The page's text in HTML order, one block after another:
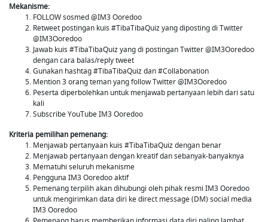
Mekanisme:
FOLLOW sosmed @IM3 Ooredoo
Retweet postingan kuis #TibaTibaQuiz yang diposting di Twitter
@IM3Ooredoo
Jawab kuis #TibaTibaQuiz yang di postingan Twitter @IM3Ooredoo
dengan cara balas/reply tweet
Gunakan hashtag #TibaTibaQuiz dan #Collabonation
Mention 3 orang teman yang follow Twitter @IM3Ooredoo
Peserta diperbolehkan untuk menjawab pertanyaan lebih dari satu
kali
Subscribe YouTube IM3 Ooredoo
Kriteria pemilihan pemenang:
Menjawab pertanyaan kuis #TibaTibaQuiz dengan benar
Menjawab pertanyaan dengan kreatif dan sebanyak-banyaknya
Mematuhi seluruh mekanisme
Pengguna IM3 Ooredoo aktif
Pemenang terpilih akan dihubungi oleh pihak resmi IM3 Ooredoo
untuk mengirimkan data diri ke direct message (DM) social media
IM3 Ooredoo